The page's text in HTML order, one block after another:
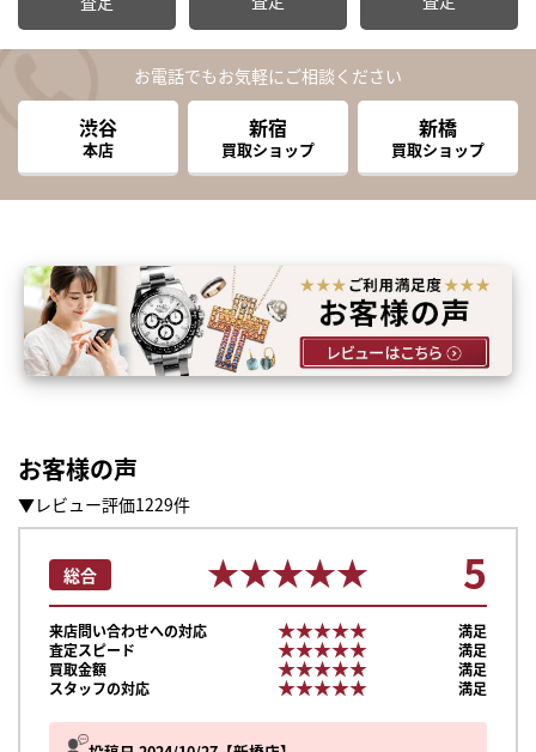
お電話でもお気軽にご相談ください
渋谷
本店
新宿
買取ショップ
新橋
買取ショップ
お客様の声
▼レビュー評価1229件
総合 ★★★★★
★★★★★ 5
来店問い合わせへの対応 ★★★★★
★★★★★
満足
査定スピード
★★★★★
★★★★★
満足
買取金額
★★★★★
★★★★★
満足
スタッフの対応
★★★★★
★★★★★ 満足
まずは